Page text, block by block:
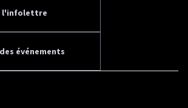
l'infolettre
événements